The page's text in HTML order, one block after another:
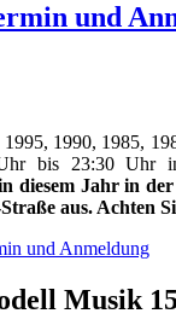
und
1990, 1985,
bis 23:30 Uhr
diesem Jahr in
aus. Achten
und Anmeldung
Musik